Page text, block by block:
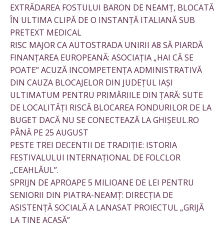
EXTRĂDAREA FOSTULUI BARON DE NEAMȚ, BLOCATĂ
ÎN ULTIMA CLIPĂ DE O INSTANȚĂ ITALIANĂ SUB
PRETEXT MEDICAL
RISC MAJOR CA AUTOSTRADA UNIRII A8 SĂ PIARDĂ
FINANȚAREA EUROPEANĂ: ASOCIAȚIA „HAI CĂ SE
POATE” ACUZĂ INCOMPETENȚA ADMINISTRATIVĂ
DIN CAUZA BLOCAJELOR DIN JUDEȚUL IAȘI
ULTIMATUM PENTRU PRIMĂRIILE DIN ȚARĂ: SUTE
DE LOCALITĂȚI RISCĂ BLOCAREA FONDURILOR DE LA
BUGET DACĂ NU SE CONECTEAZĂ LA GHIȘEUL.RO
PÂNĂ PE 25 AUGUST
PESTE TREI DECENTII DE TRADIȚIE: ISTORIA
FESTIVALULUI INTERNAȚIONAL DE FOLCLOR
„CEAHLĂUL”.
SPRIJN DE APROAPE 5 MILIOANE DE LEI PENTRU
SENIORII DIN PIATRA-NEAMȚ: DIRECȚIA DE
ASISTENȚĂ SOCIALĂ A LANASAT PROIECTUL „GRIJĂ
LA TINE ACASĂ”